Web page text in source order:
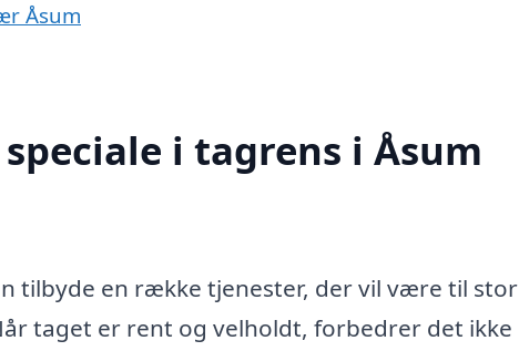
Åsum
i tagrens i Åsum
tilbyde en række tjenester, der vil være til stor
taget er rent og velholdt, forbedrer det ikke